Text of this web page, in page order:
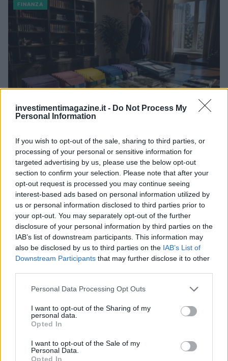
investimentimagazine.it - Do Not Process My
Personal Information
If you wish to opt-out of the sale, sharing to third parties, or
processing of your personal or sensitive information for
targeted advertising by us, please use the below opt-out
section to confirm your selection. Please note that after your
opt-out request is processed you may continue seeing
interest-based ads based on personal information utilized by
us or personal information disclosed to third parties prior to
your opt-out. You may separately opt-out of the further
disclosure of your personal information by third parties on the
IAB’s list of downstream participants. This information may
also be disclosed by us to third parties on the IAB’s List of
Downstream Participants that may further disclose it to other
Please note that this website/app uses one or more Google
not limited to your visit or usage behaviour. You may click to
grant or deny consent to Google and its third-party tags to
use your data for below specified purposes in below Google
consent section.
Personal Data Processing Opt Outs
I want to opt-out of the Sharing of my
personal data.
Opted In
I want to opt-out of the Sale of my
Personal Data.
Opted In
FINANZA
Cash management personale con il sistema a bucket: guida
operativa
Niccolò Conforti · 7 Ago 2026
Dolomiti Energia: utile semestrale a 100 milioni e investimenti
record nelle rinnovabili
Edoardo Vitali · 7 Ago 2026